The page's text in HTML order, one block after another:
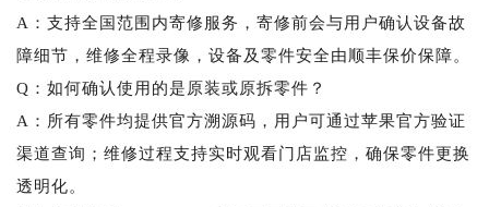
A：支持全国范围内寄修服务，寄修前会与用户确认设备故
障细节，维修全程录像，设备及零件安全由顺丰保价保障。
Q：如何确认使用的是原装或原拆零件？
A：所有零件均提供官方溯源码，用户可通过苹果官方验证
渠道查询；维修过程支持实时观看门店监控，确保零件更换
透明化。